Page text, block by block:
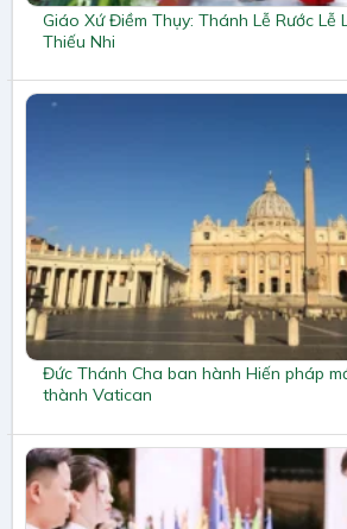
Giáo Xứ Điềm Thụy: Thánh Lễ Rước Lễ
Thiếu Nhi
Đức Thánh Cha ban hành Hiến pháp
thành Vatican